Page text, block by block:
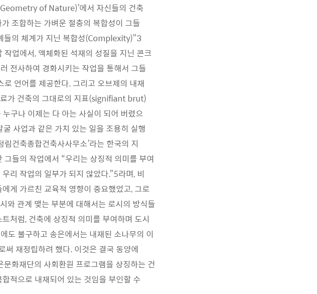
of Nature)’에서 자신들의 건축
조합하는 가벼운 절충의 복합성이 그들
들의 체계가 지닌 복합성(Complexity)”3
업에서, 액체화된 석재의 성질을 지닌 콘크
전사하여 경화시키는 작업을 통해서 그들
언어를 제공한다. 그리고 오브제의 내재
가 건축의 그대로의 지표(signifiant brut)
구나 이제는 다 아는 사실이 되어 버렸으
사업과 같은 가치 있는 일을 조용히 실행
건축종합건축사사무소’라는 한국의 지
들의 작업에서 “우리는 상징적 의미를 부여
리 작업의 일부가 되지 않았다.”5라며, 비
게 가르친 교육적 영향이 중요했었고, 그로
와 관계 맺는 부분에 대해서는 로시의 방식들
처럼, 건축에 상징적 의미를 부여하며 도시
도 불구하고 송은에서는 내재된 소나무의 이
써 재정립하려 했다. 이것은 결국 동양에
화재단의 사회환원 프로그램을 상징하는 건
적으로 내재되어 있는 것임을 부인할 수